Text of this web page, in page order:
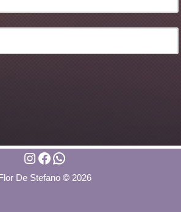
De Stefano ©2026